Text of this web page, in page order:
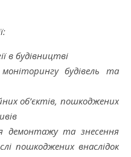
в будівництві
моніторингу будівель та
об’єктів, пошкоджених
демонтажу та знесення
пошкоджених внаслідок